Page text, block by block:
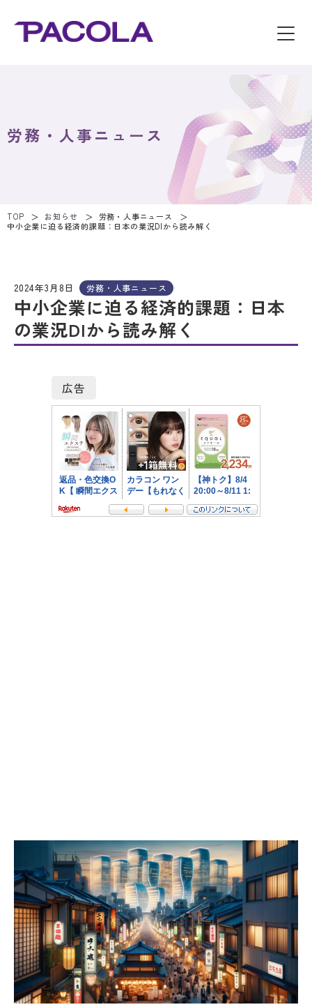
労務・人事ニュース
TOP お知らせ
労務・人事ニュース
中小企業に迫る経済的課題：日本の業況DIから読み解く
2024年3月8日 労務・人事ニュース
中小企業に迫る経済的課題：日本
の業況DIから読み解く
広告